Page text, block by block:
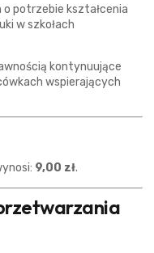
o potrzebie kształcenia
w szkołach
kontynuujące
wspierających
9,00 zł.